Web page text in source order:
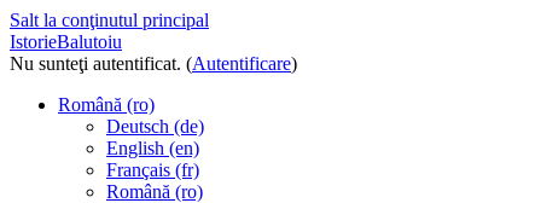
Salt la conţinutul principal
IstorieBalutoiu
Nu sunteţi autentificat. (Autentificare)
Română ‎(ro)‎
Deutsch ‎(de)‎
English ‎(en)‎
Français ‎(fr)‎
Română ‎(ro)‎